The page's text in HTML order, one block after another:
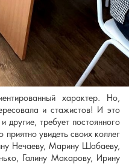
характер. Но,
и стажистов! И это
требует постоянного
увидеть своих коллег
Нечаеву, Марину Шабаеву,
Галину Макарову, Ирину